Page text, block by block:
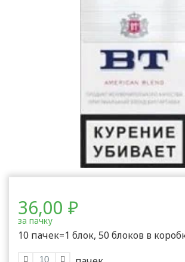
36,00 ₽
за пачку
10 пачек=1 блок, 50 блоков в